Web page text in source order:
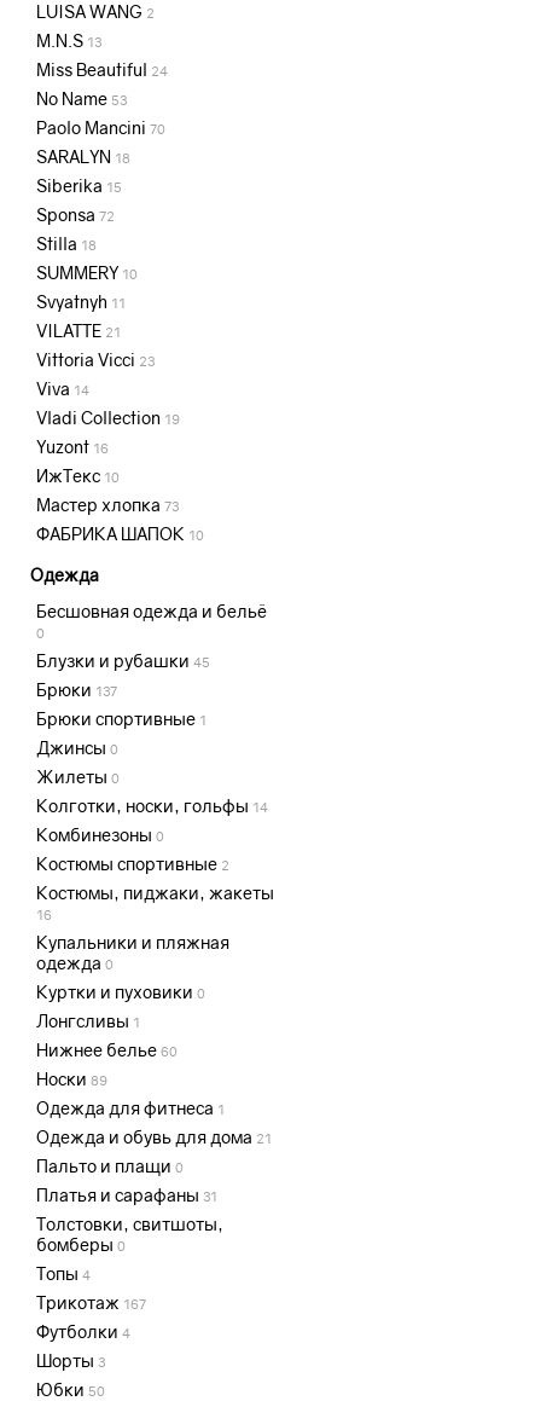
LUISA WANG 2
M.N.S 13
Miss Beautiful 24
No Name 53
Paolo Mancini 70
SARALYN 18
Siberika 15
Sponsa 72
Stilla 18
SUMMERY 10
Svyatnyh 11
VILATTE 21
Vittoria Vicci 23
Viva 14
Vladi Collection 19
Yuzont 16
ИжТекс 10
Мастер хлопка 73
ФАБРИКА ШАПОК 10
Одежда
Бесшовная одежда и бельё
0
Блузки и рубашки 45
Брюки 137
Брюки спортивные 1
Джинсы 0
Жилеты 0
Колготки, носки, гольфы 14
Комбинезоны 0
Костюмы спортивные 2
Костюмы, пиджаки, жакеты
16
Купальники и пляжная
одежда 0
Куртки и пуховики 0
Лонгсливы 1
Нижнее белье 60
Носки 89
Одежда для фитнеса 1
Одежда и обувь для дома 21
Пальто и плащи 0
Платья и сарафаны 31
Толстовки, свитшоты,
бомберы 0
Топы 4
Трикотаж 167
Футболки 4
Шорты 3
Юбки 50